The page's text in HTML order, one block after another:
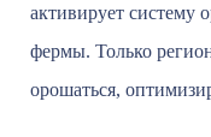
активирует систему
фермы. Только
орошаться,